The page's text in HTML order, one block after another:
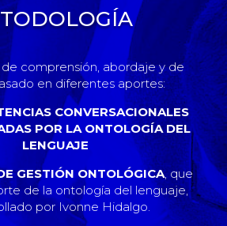
de comprensión, abordaje y de
en diferentes aportes:
CONVERSACIONALES
POR LA ONTOLOGÍA DEL
LENGUAJE
GESTIÓN ONTOLÓGICA, que
de la ontología del lenguaje,
por Ivonne Hidalgo.